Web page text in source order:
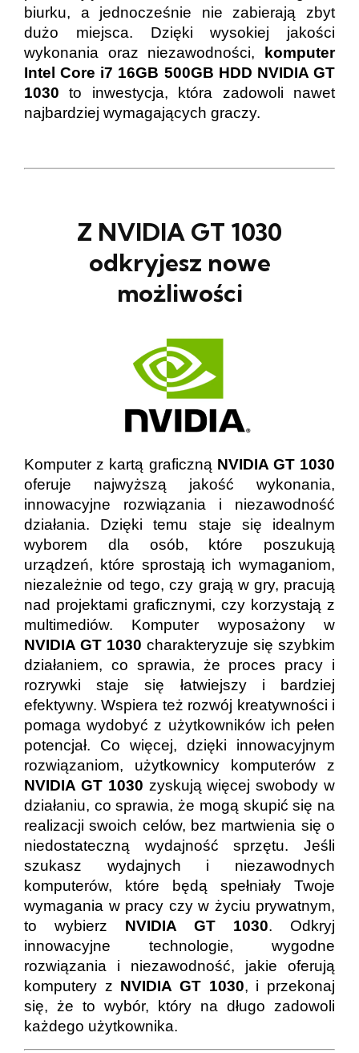
biurku, a jednocześnie nie zabierają zbyt
dużo miejsca. Dzięki wysokiej jakości
wykonania oraz niezawodności, komputer
Intel Core i7 16GB 500GB HDD NVIDIA GT
1030 to inwestycja, która zadowoli nawet
najbardziej wymagających graczy.
Z NVIDIA GT 1030
odkryjesz nowe
możliwości
Komputer z kartą graficzną NVIDIA GT 1030
oferuje najwyższą jakość wykonania,
innowacyjne rozwiązania i niezawodność
działania. Dzięki temu staje się idealnym
wyborem dla osób, które poszukują
urządzeń, które sprostają ich wymaganiom,
niezależnie od tego, czy grają w gry, pracują
nad projektami graficznymi, czy korzystają z
multimediów. Komputer wyposażony w
NVIDIA GT 1030 charakteryzuje się szybkim
działaniem, co sprawia, że proces pracy i
rozrywki staje się łatwiejszy i bardziej
efektywny. Wspiera też rozwój kreatywności i
pomaga wydobyć z użytkowników ich pełen
potencjał. Co więcej, dzięki innowacyjnym
rozwiązaniom, użytkownicy komputerów z
NVIDIA GT 1030 zyskują więcej swobody w
działaniu, co sprawia, że mogą skupić się na
realizacji swoich celów, bez martwienia się o
niedostateczną wydajność sprzętu. Jeśli
szukasz wydajnych i niezawodnych
komputerów, które będą spełniały Twoje
wymagania w pracy czy w życiu prywatnym,
to wybierz NVIDIA GT 1030. Odkryj
innowacyjne technologie, wygodne
rozwiązania i niezawodność, jakie oferują
komputery z NVIDIA GT 1030, i przekonaj
się, że to wybór, który na długo zadowoli
każdego użytkownika.